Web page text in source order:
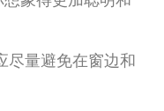
尽量避免在窗边和